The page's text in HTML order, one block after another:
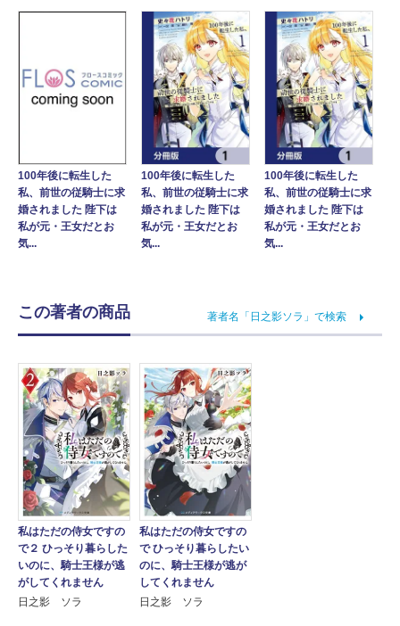
100年後に転生した
私、前世の従騎士に求
婚されました 陛下は
私が元・王女だとお
気...
100年後に転生した
私、前世の従騎士に求
婚されました 陛下は
私が元・王女だとお
気...
100年後に転生した
私、前世の従騎士に求
婚されました 陛下は
私が元・王女だとお
気...
この著者の商品 著者名「日之影ソラ」で検索
私はただの侍女ですの
で２ ひっそり暮らした
いのに、騎士王様が逃
がしてくれません
日之影 ソラ
私はただの侍女ですの
で ひっそり暮らしたい
のに、騎士王様が逃が
してくれません
日之影 ソラ